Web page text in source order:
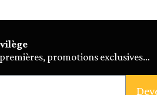
promotions exclusives…